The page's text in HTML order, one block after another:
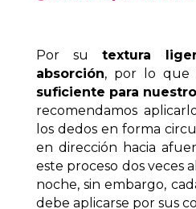
Por su textura
absorción, por lo que
suficiente para
recomendamos
los dedos en forma
en dirección hacia
este proceso dos veces
noche, sin embargo,
debe aplicarse por sus